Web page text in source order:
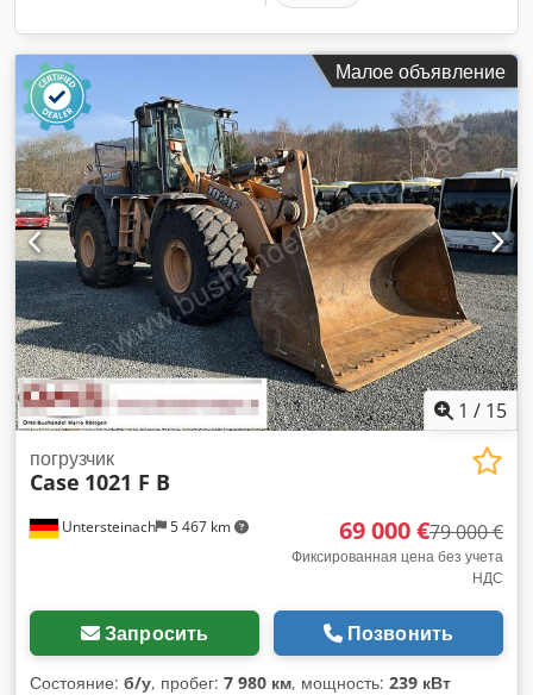
Малое объявление
1 / 15
Untersteinach 5 467 km
погрузчик
Case 1021 F B
69 000 €79 000 €
Фиксированная цена без учета
НДС
Запросить Позвонить
Состояние: б/у, пробег: 7 980 км, мощность: 239 кВт